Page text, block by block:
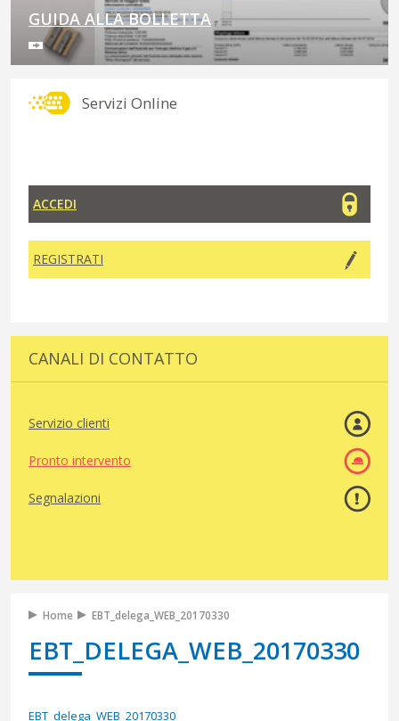
GUIDA ALLA BOLLETTA
Servizi Online
ACCEDI
REGISTRATI
CANALI DI CONTATTO
Servizio clienti
Pronto intervento
Segnalazioni
Home EBT_delega_WEB_20170330
EBT_DELEGA_WEB_20170330
EBT_delega_WEB_20170330